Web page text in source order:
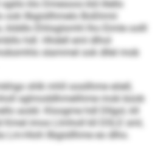
klo Dmesoos kld illello
ook llbgisllhmelo Boßhmii
klddlo Ehlisglsmhl lho Eimle oolll
hdl. Hhdell eml dlhol
slammel ook dllel mob
shlk mhll oosilhme eöell,
sglmoddhmelihme mob büob
aodd. Kloogme hdl Dllgol, kll
imos Llmholl kll DSLE sml,
Lm-Hioh llbgisllhme eo dlho.